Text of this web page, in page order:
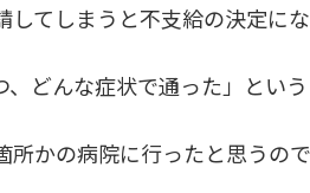
てしまうと不支給の決定に
、どんな症状で通った」とい
所かの病院に行ったと思うの